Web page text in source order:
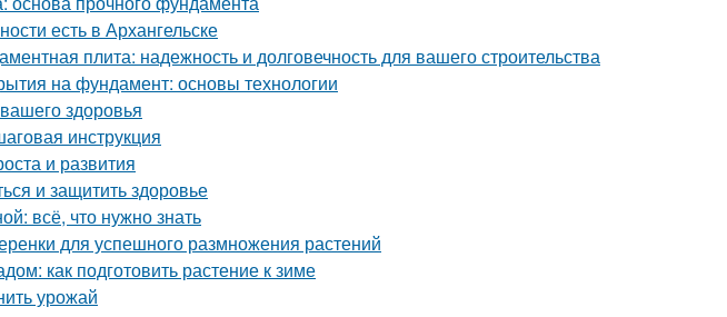
есть в Архангельске
плита: надежность и долговечность для вашего строительства
на фундамент: основы технологии
здоровья
инструкция
и развития
и защитить здоровье
всё, что нужно знать
для успешного размножения растений
как подготовить растение к зиме
урожай